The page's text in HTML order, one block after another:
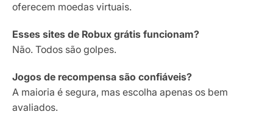
oferecem moedas virtuais.
Esses sites de Robux grátis funcionam?
Não. Todos são golpes.
Jogos de recompensa são confiáveis?
A maioria é segura, mas escolha apenas os bem
avaliados.